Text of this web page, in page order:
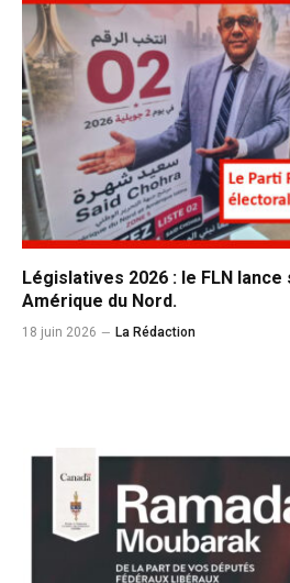
Législatives 2026 : le FLN lance
Amérique du Nord.
18 juin 2026 La Rédaction